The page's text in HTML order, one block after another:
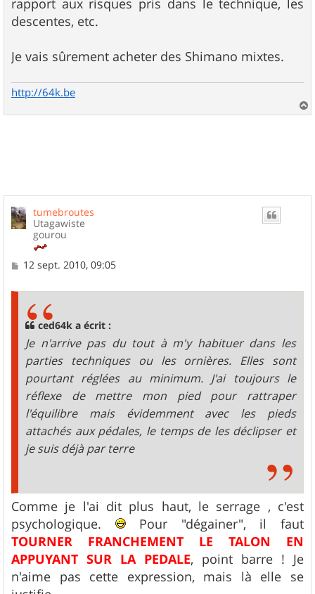
descentes, etc.
Je vais sûrement acheter des Shimano mixtes.
http://64k.be
a
tumebroutes
Utagawiste
gourou
M12 sept. 2010, 09:05
ced64k a écrit :
Je n'arrive pas du tout à m'y habituer dans les
parties techniques ou les ornières. Elles sont
pourtant réglées au minimum. J'ai toujours le
réflexe de mettre mon pied pour rattraper
l'équilibre mais évidemment avec les pieds
attachés aux pédales, le temps de les déclipser et
je suis déjà par terre
Comme je l'ai dit plus haut, le serrage , c'est
psychologique.
Pour "dégainer", il faut
TOURNER FRANCHEMENT LE TALON EN
APPUYANT SUR LA PEDALE, point barre ! Je
n'aime pas cette expression, mais là elle se